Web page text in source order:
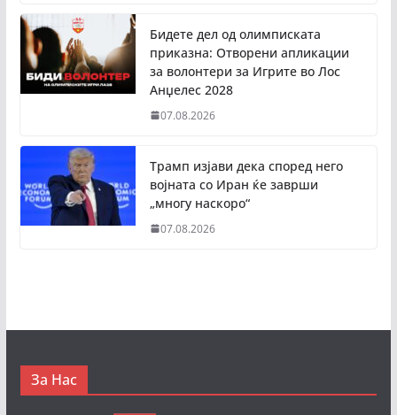
Бидете дел од олимписката
приказна: Отворени апликации
за волонтери за Игрите во Лос
Анџелес 2028
07.08.2026
Трамп изјави дека според него
војната со Иран ќе заврши
„многу наскоро“
07.08.2026
За Нас